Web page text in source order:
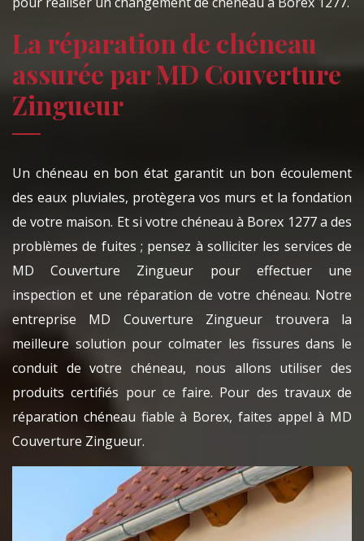
La réparation de chéneau
assurée par MD Couverture
Zingueur
Un chéneau en bon état garantit un bon écoulement
des eaux pluviales, protègera vos murs et la fondation
de votre maison. Et si votre chéneau à Borex 1277 a des
problèmes de fuites ; pensez à solliciter les services de
MD Couverture Zingueur pour effectuer une
inspection et une réparation de votre chéneau. Notre
entreprise MD Couverture Zingueur trouvera la
meilleure solution pour colmater les fissures dans le
conduit de votre chéneau, nous allons utiliser des
produits certifiés pour ce faire. Pour des travaux de
réparation chéneau fiable à Borex, faites appel à MD
Couverture Zingueur.